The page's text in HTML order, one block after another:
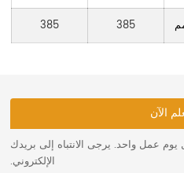
385
385
الآن
عمل واحد. يرجى الانتباه إلى بريدك
الإلكتروني.